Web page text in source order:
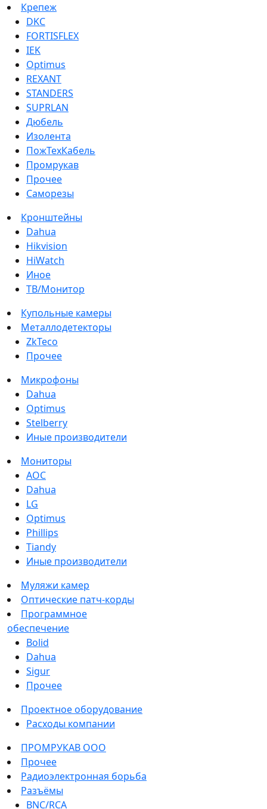
Крепеж
DKC
FORTISFLEX
IEK
Optimus
REXANT
STANDERS
SUPRLAN
Дюбель
Изолента
ПожТехКабель
Промрукав
Прочее
Саморезы
Кронштейны
Dahua
Hikvision
HiWatch
Иное
ТВ/Монитор
Купольные камеры
Металлодетекторы
ZkTeco
Прочее
Микрофоны
Dahua
Optimus
Stelberry
Иные производители
Мониторы
AOC
Dahua
LG
Optimus
Phillips
Tiandy
Иные производители
Муляжи камер
Оптические патч-корды
Программное
обеспечение
Bolid
Dahua
Sigur
Прочее
Проектное оборудование
Расходы компании
ПРОМРУКАВ ООО
Прочее
Радиоэлектронная борьба
Разъёмы
BNC/RCA